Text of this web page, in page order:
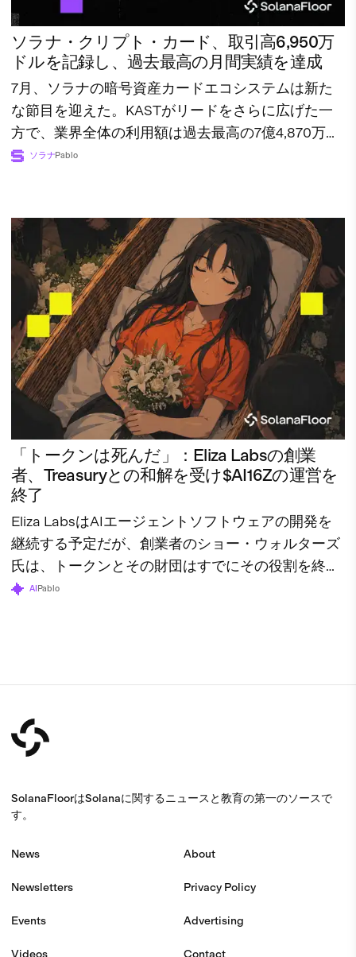
ソラナ・クリプト・カード、取引高6,950万
ドルを記録し、過去最高の月間実績を達成
7月、ソラナの暗号資産カードエコシステムは新た
な節目を迎えた。KASTがリードをさらに広げた一
方で、業界全体の利用額は過去最高の7億4,870万ド
ルに達した。
ソラナPablo
「トークンは死んだ」：Eliza Labsの創業
者、Treasuryとの和解を受け$AI16Zの運営を
終了
Eliza LabsはAIエージェントソフトウェアの開発を
継続する予定だが、創業者のショー・ウォルターズ
氏は、トークンとその財団はすでにその役割を終え
たと述べている。
AI Pablo
SolanaFloorはSolanaに関するニュースと教育の第一のソースで
す。
News
Newsletters
Events
About
Privacy Policy
Advertising